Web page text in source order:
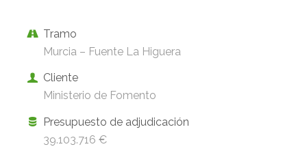
Tramo
Murcia – Fuente La Higuera
Cliente
Ministerio de Fomento
Presupuesto de adjudicación
39.103.716 €